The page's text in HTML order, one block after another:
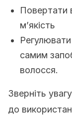
Повертати
м’якість
самим
волосся.
Зверніть
до